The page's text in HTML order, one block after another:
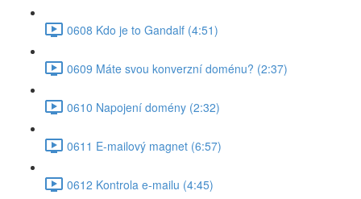
0608 Kdo je to Gandalf (4:51)
0609 Máte svou konverzní doménu? (2:37)
0610 Napojení domény (2:32)
0611 E-mailový magnet (6:57)
0612 Kontrola e-mailu (4:45)